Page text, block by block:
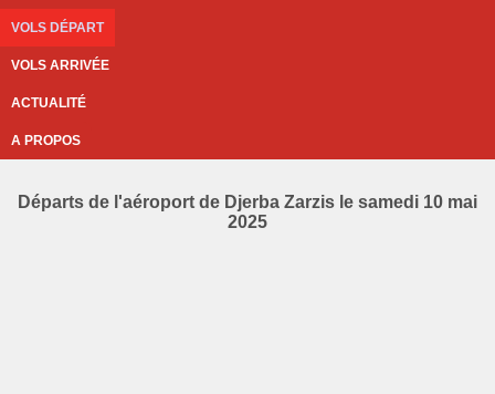
VOLS DÉPART
VOLS ARRIVÉE
ACTUALITÉ
A PROPOS
Départs de l'aéroport de Djerba Zarzis le samedi 10 mai
2025